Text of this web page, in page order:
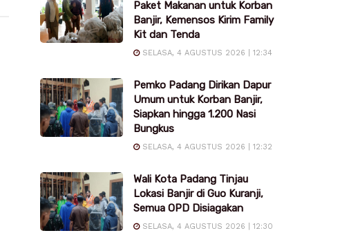
Paket Makanan untuk Korban
Banjir, Kemensos Kirim Family
Kit dan Tenda
SELASA, 4 AGUSTUS 2026 | 12:34
Pemko Padang Dirikan Dapur
Umum untuk Korban Banjir,
Siapkan hingga 1.200 Nasi
Bungkus
SELASA, 4 AGUSTUS 2026 | 12:32
Wali Kota Padang Tinjau
Lokasi Banjir di Guo Kuranji,
Semua OPD Disiagakan
SELASA, 4 AGUSTUS 2026 | 12:30